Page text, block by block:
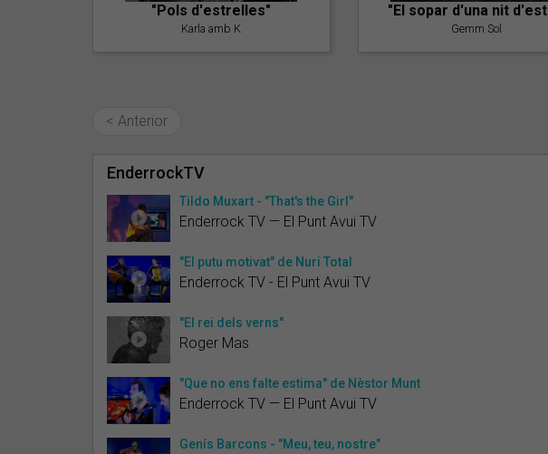
"Pols d'estrelles"
Karla amb K
"El sopar d'una nit
Gemm Sol
< Anterior
EnderrockTV
Tildo Muxart - "That's the Girl"
Enderrock TV — El Punt Avui TV
"El putu motivat" de Nuri Total
Enderrock TV - El Punt Avui TV
"El rei dels verns"
Roger Mas
"Que no ens falte estima" de Nèstor Munt
Enderrock TV — El Punt Avui TV
Genís Barcons - "Meu, teu, nostre"